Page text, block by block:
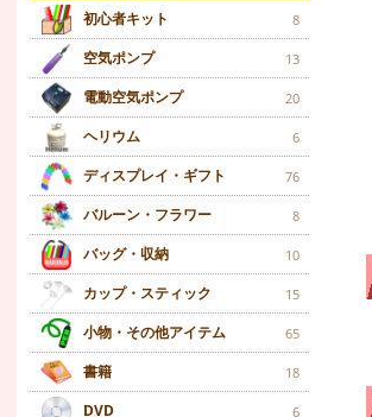
初心者キット 8
空気ポンプ 13
電動空気ポンプ 20
ヘリウム 6
ディスプレイ・ギフト 76
バルーン・フラワー 8
バッグ・収納 10
カップ・スティック 15
小物・その他アイテム 65
書籍 18
DVD 6